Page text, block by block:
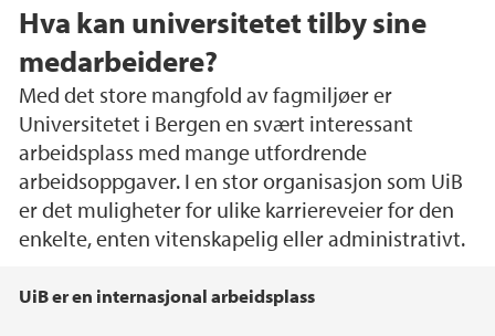
Hva kan universitetet tilby sine
medarbeidere?
Med det store mangfold av fagmiljøer er
Universitetet i Bergen en svært interessant
arbeidsplass med mange utfordrende
arbeidsoppgaver. I en stor organisasjon som UiB
er det muligheter for ulike karriereveier for den
enkelte, enten vitenskapelig eller administrativt.
Hovedinnhold
UiB er en internasjonal arbeidsplass